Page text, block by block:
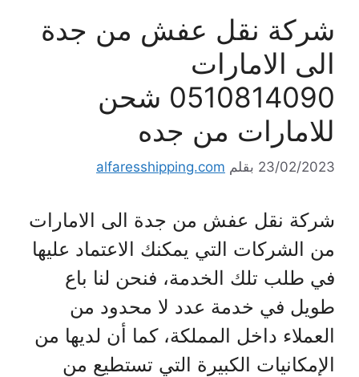
شركة نقل عفش من جدة
الى الامارات
0510814090 شحن
للامارات من جده
23/02/2023 بقلم alfaresshipping.com
شركة نقل عفش من جدة الى الامارات
من الشركات التي يمكنك الاعتماد عليها
في طلب تلك الخدمة، فنحن لنا باع
طويل في خدمة عدد لا محدود من
العملاء داخل المملكة، كما أن لديها من
الإمكانيات الكبيرة التي تستطيع من